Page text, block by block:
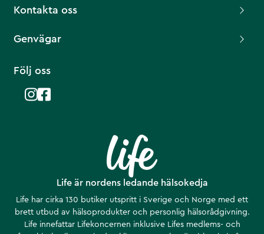
Life är nordens ledande hälsokedja
Life har cirka 130 butiker utspritt i Sverige och Norge med ett
brett utbud av hälsoprodukter och personlig hälsorådgivning.
Life innefattar Lifekoncernen inklusive Lifes medlems- och
Kontakta oss
Genvägar
Följ oss